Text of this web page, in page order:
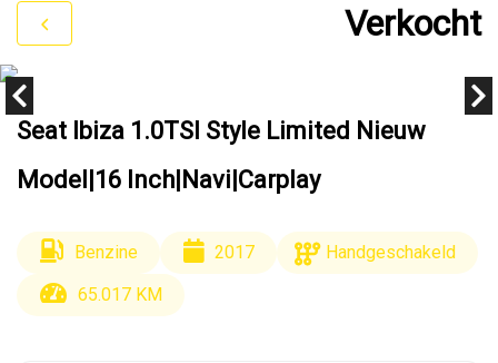
Verkocht
Seat Ibiza 1.0TSI Style Limited Nieuw
Model|16 Inch|Navi|Carplay
Benzine 2017
Handgeschakeld
65.017 KM